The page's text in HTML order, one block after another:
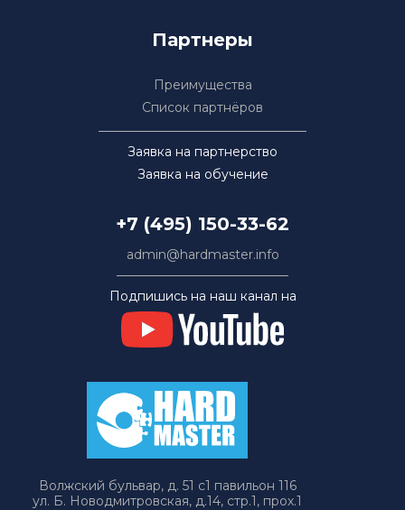
Партнеры
Преимущества
Список партнёров
Заявка на партнерство
Заявка на обучение
+7 (495) 150-33-62
admin@hardmaster.info
Подпишись на наш канал на
Волжский бульвар, д. 51 с1 павильон 116
ул. Б. Новодмитровская, д.14, стр.1, прох.1